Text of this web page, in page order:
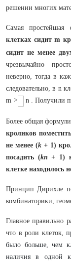
решении многих
Самая простейшая
клетках сидитm
сидит не менее
чрезвычайно
неверно, тогда в
следовательно, в n
m > n . Получили
Более общая
кроликов
не менее (k + 1)
посадить (kn + 1)
клетке находилось
Принцип Дирихле
комбинаторики,
Главное правильно
что в роли клеток,
было больше, чем
наличия в одной